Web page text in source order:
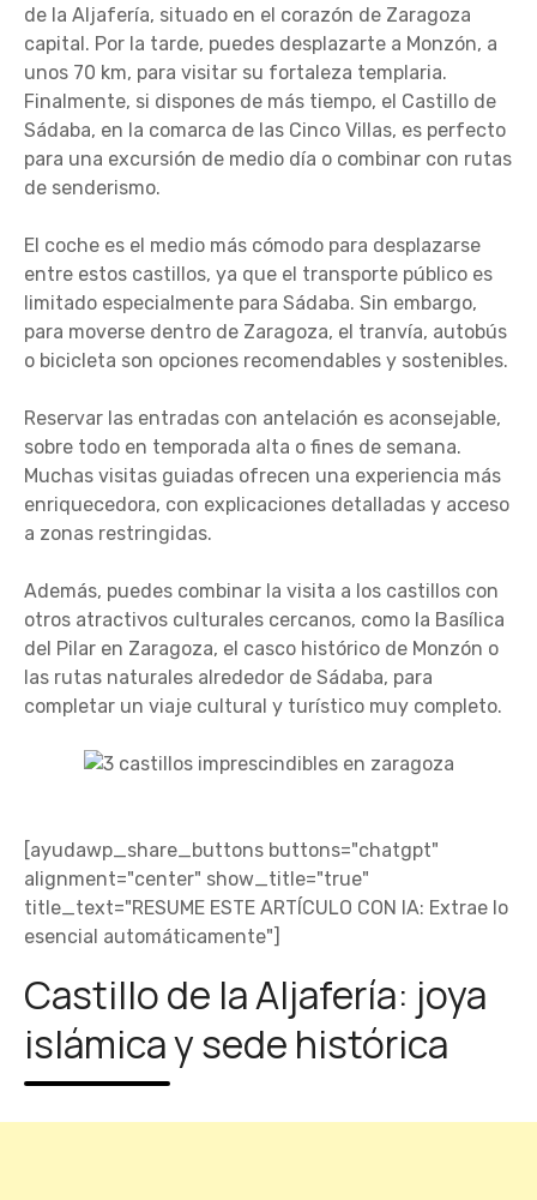
de la Aljafería, situado en el corazón de Zaragoza
capital. Por la tarde, puedes desplazarte a Monzón, a
unos 70 km, para visitar su fortaleza templaria.
Finalmente, si dispones de más tiempo, el Castillo de
Sádaba, en la comarca de las Cinco Villas, es perfecto
para una excursión de medio día o combinar con rutas
de senderismo.
El coche es el medio más cómodo para desplazarse
entre estos castillos, ya que el transporte público es
limitado especialmente para Sádaba. Sin embargo,
para moverse dentro de Zaragoza, el tranvía, autobús
o bicicleta son opciones recomendables y sostenibles.
Reservar las entradas con antelación es aconsejable,
sobre todo en temporada alta o fines de semana.
Muchas visitas guiadas ofrecen una experiencia más
enriquecedora, con explicaciones detalladas y acceso
a zonas restringidas.
Además, puedes combinar la visita a los castillos con
otros atractivos culturales cercanos, como la Basílica
del Pilar en Zaragoza, el casco histórico de Monzón o
las rutas naturales alrededor de Sádaba, para
completar un viaje cultural y turístico muy completo.
[ayudawp_share_buttons buttons="chatgpt"
alignment="center" show_title="true"
title_text="RESUME ESTE ARTÍCULO CON IA: Extrae lo
esencial automáticamente"]
Castillo de la Aljafería: joya
islámica y sede histórica